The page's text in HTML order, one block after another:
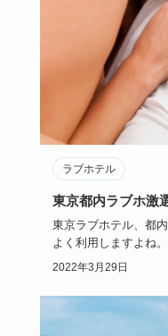
ラブホテル
東京都内ラブホ激
東京ラブホテル、都
よく利用しますよね
向があり迷いど…
2022年3月29日